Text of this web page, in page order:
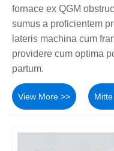
fornace ex QGM
sumus a proficientem
lateris machina cum
providere cum optima
partum.
View More >>